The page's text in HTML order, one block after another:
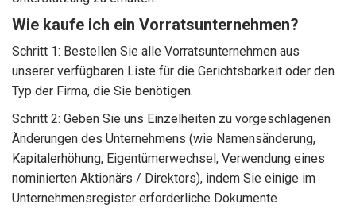
Wie kaufe ich ein Vorratsunternehmen?
Schritt 1: Bestellen Sie alle Vorratsunternehmen aus
unserer verfügbaren Liste für die Gerichtsbarkeit oder den
Typ der Firma, die Sie benötigen.
Schritt 2: Geben Sie uns Einzelheiten zu vorgeschlagenen
Änderungen des Unternehmens (wie Namensänderung,
Kapitalerhöhung, Eigentümerwechsel, Verwendung eines
nominierten Aktionärs / Direktors), indem Sie einige im
Unternehmensregister erforderliche Dokumente